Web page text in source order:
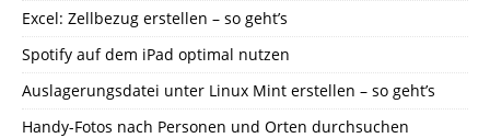
Excel: Zellbezug erstellen – so geht’s
Spotify auf dem iPad optimal nutzen
Auslagerungsdatei unter Linux Mint erstellen – so geht’s
Handy-Fotos nach Personen und Orten durchsuchen